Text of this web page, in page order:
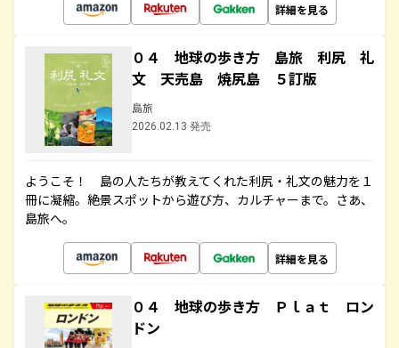
詳細を見る
０４ 地球の歩き方 島旅 利尻 礼
文 天売島 焼尻島 ５訂版
島旅
2026.02.13 発売
ようこそ！ 島の人たちが教えてくれた利尻・礼文の魅力を１
冊に凝縮。絶景スポットから遊び方、カルチャーまで。さあ、
島旅へ。
詳細を見る
０４ 地球の歩き方 Ｐｌａｔ ロン
ドン